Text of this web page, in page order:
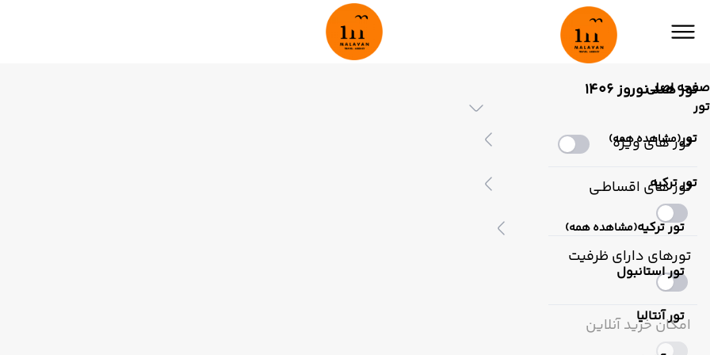
صفحه اصلی
تور
تور(مشاهده همه)
تور ترکیه
تور ترکیه(مشاهده همه)
تور استانبول
تور آنتالیا
تور هند نوروز 1406
تور های ویژه
تور های اقساطـی
تورهای دارای ظرفیت
امکان خرید آنلاین